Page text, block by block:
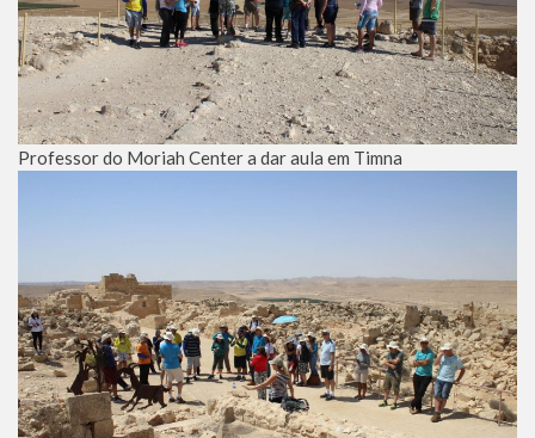
Professor do Moriah Center a dar aula em Timna